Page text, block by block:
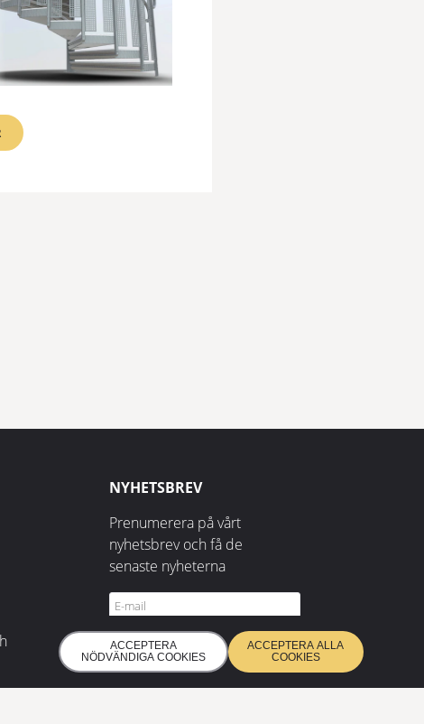
högsta kraven. Exklusivt hantverk möter elegant,
NYHETSBREV
Prenumerera på vårt
nyhetsbrev och få de
senaste nyheterna
PRENUMERERA
ACCEPTERA
NÖDVÄNDIGA COOKIES
ACCEPTERA ALLA
COOKIES